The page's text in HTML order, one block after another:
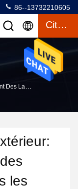
86--13732210605
Citation
Les Scénarios Des Détecteurs EL
les